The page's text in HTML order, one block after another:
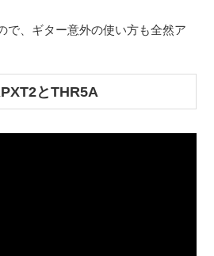
、ギター意外の使い方も全然ア
とTHR5A